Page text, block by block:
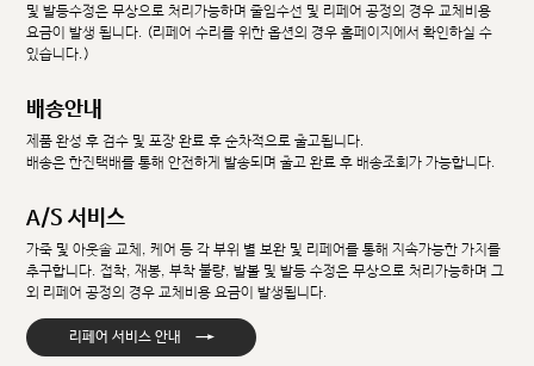
및 발등수정은 무상으로 처리가능하며 줄임수선 및 리페어 공정의 경우 교체비용
요금이 발생 됩니다. (리페어 수리를 위한 옵션의 경우 홈페이지에서 확인하실 수
있습니다.)
배송안내
제품 완성 후 검수 및 포장 완료 후 순차적으로 출고됩니다.
배송은 한진택배를 통해 안전하게 발송되며 출고 완료 후 배송조회가 가능합니다.
A/S 서비스
가죽 및 아웃솔 교체, 케어 등 각 부위 별 보완 및 리페어를 통해 지속가능한 가치를
추구합니다. 접착, 재봉, 부착 불량, 발볼 및 발등 수정은 무상으로 처리가능하며 그
외 리페어 공정의 경우 교체비용 요금이 발생됩니다.
리페어 서비스 안내 →